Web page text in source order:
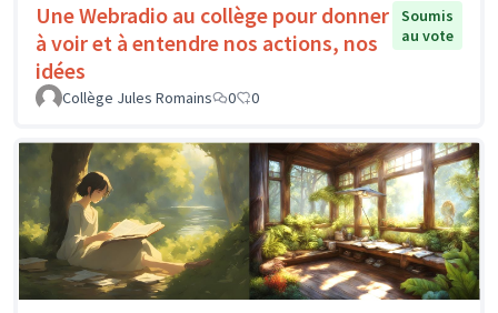
Une Webradio au collège pour donner
à voir et à entendre nos actions, nos
idées
Soumis
au vote
Collège Jules Romains 0 0